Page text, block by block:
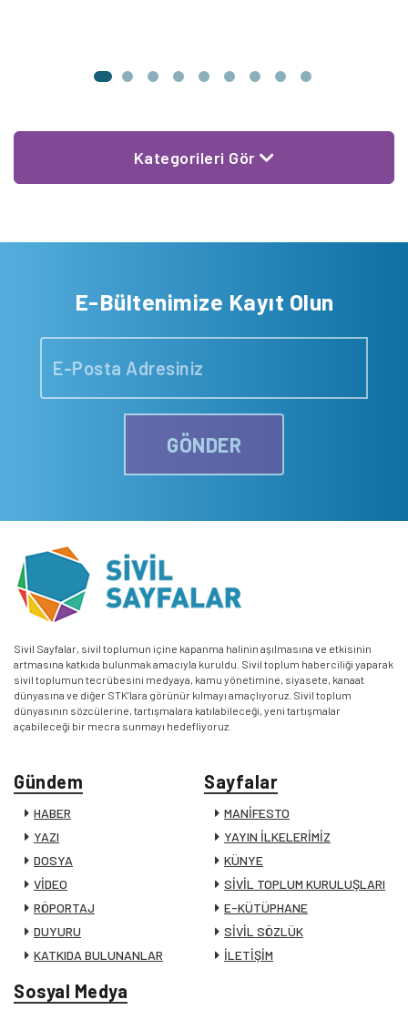
Kategorileri Gör
E-Bültenimize Kayıt Olun
GÖNDER
Sivil Sayfalar, sivil toplumun içine kapanma halinin aşılmasına ve etkisinin
artmasına katkıda bulunmak amacıyla kuruldu. Sivil toplum haberciliği yaparak
sivil toplumun tecrübesini medyaya, kamu yönetimine, siyasete, kanaat
dünyasına ve diğer STK’lara görünür kılmayı amaçlıyoruz. Sivil toplum
dünyasının sözcülerine, tartışmalara katılabileceği, yeni tartışmalar
açabileceği bir mecra sunmayı hedefliyoruz.
Gündem
HABER
YAZI
DOSYA
VİDEO
RÖPORTAJ
DUYURU
KATKIDA BULUNANLAR
Sayfalar
MANİFESTO
YAYIN İLKELERİMİZ
KÜNYE
SİVİL TOPLUM KURULUŞLARI
E-KÜTÜPHANE
SİVİL SÖZLÜK
İLETİŞİM
Sosyal Medya